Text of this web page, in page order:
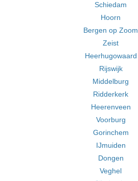
Schiedam
Hoorn
Bergen op Zoom
Zeist
Heerhugowaard
Rijswijk
Middelburg
Ridderkerk
Heerenveen
Voorburg
Gorinchem
IJmuiden
Dongen
Veghel